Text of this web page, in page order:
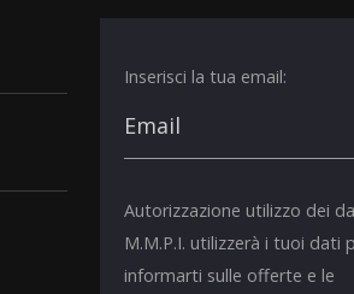
Inserisci la tua email:
Autorizzazione utilizzo dei
M.M.P.I. utilizzerà i tuoi dati
informarti sulle offerte e le